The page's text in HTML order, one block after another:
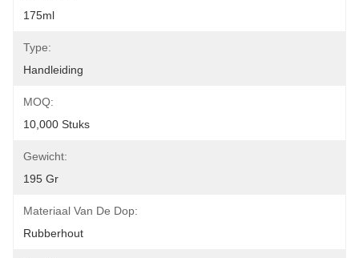
175ml
Type:
Handleiding
MOQ:
10,000 Stuks
Gewicht:
195 Gr
Materiaal Van De Dop:
Rubberhout